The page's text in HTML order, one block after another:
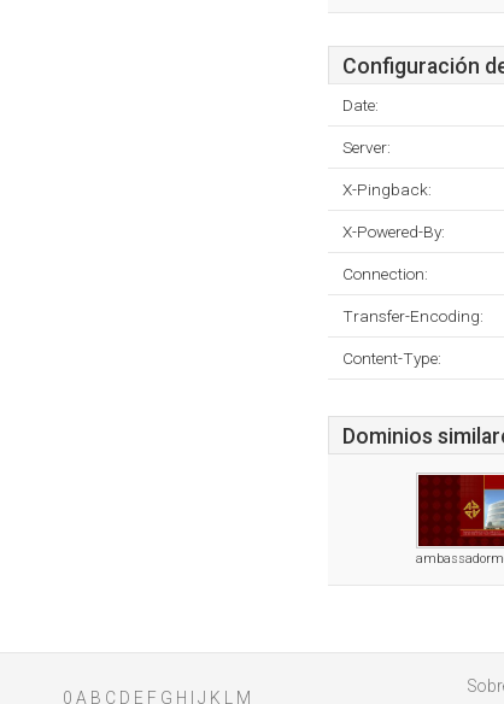
Configuración
Date:
Server:
X-Pingback:
X-Powered-By:
Connection:
Transfer-Encoding:
Content-Type:
Dominios
0 A B C D E F G H J K M